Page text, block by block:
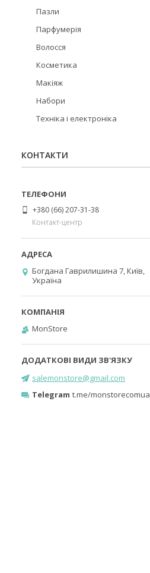
Пазли
Парфумерія
Волосся
Косметика
Макіяж
Набори
Техніка і електроніка
КОНТАКТИ
+380 (66) 207-31-38
Контакт-центр
Богдана Гаврилишина 7, Київ,
Україна
MonStore
salemonstore@gmail.com
Telegram t.me/monstorecomua